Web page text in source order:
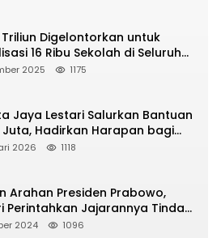
Triliun Digelontorkan untuk
16 Ribu Sekolah di Seluruh
2025 1175
Jaya Lestari Salurkan Bantuan
Juta, Hadirkan Harapan bagi
Bencana di Sumatera
2026 1118
Arahan Presiden Prabowo,
Perintahkan Jajarannya Tindak
Judi Online
2024 1096